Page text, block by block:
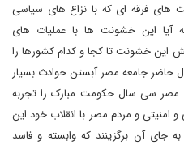
های فرقه ای که با نزاع های سیاسی
این خشونت ها با عملیات های
این خشونت تا کجا و کدام کشورها را
حاضر جامعه مصر آبستن حوادث بسیار
سی سال حکومت مبارک را تجربه
امنیتی و مردم مصر با انقلاب خود این
جای آن برگزینند که وابسته و فاسد